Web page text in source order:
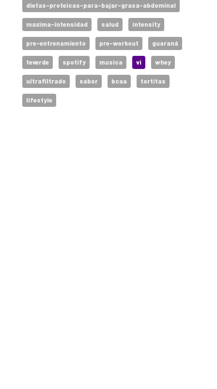
dietas-proteicas-para-bajar-grasa-abdominal
maxima-intensidad salud intensity
pre-entrenamiento pre-workout guaraná
teverde spotify musica vi whey
ultrafiltrado sabor bcaa tortitas
lifestyle